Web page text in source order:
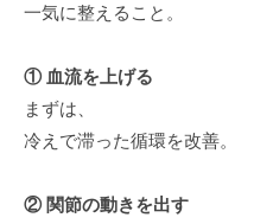
一気に整えること。
① 血流を上げる
まずは、
冷えで滞った循環を改善。
② 関節の動きを出す